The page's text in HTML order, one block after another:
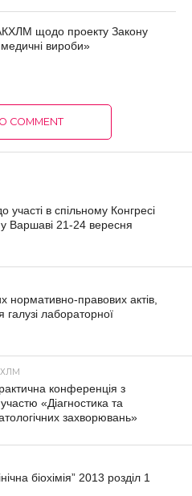
щодо проекту Закону
вироби»
COMMENT
в спільному Конгресі
Варшаві 21-24 вересня
нормативно-правових актів,
галузі лабораторної
конференція з
«Діагностика та
захворювань»
біохімія” 2013 розділ 1